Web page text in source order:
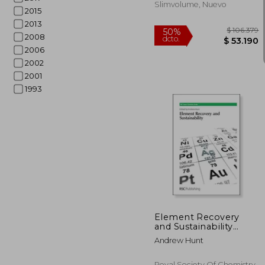
2015
2013
2008
2006
2002
2001
1993
Slimvolume, Nuevo
50%
dcto.
Element Recovery
and Sustainability
(Green Chemistry
Series) (en Inglés)
Andrew Hunt